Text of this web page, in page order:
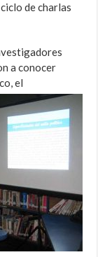
de charlas
a conocer
el